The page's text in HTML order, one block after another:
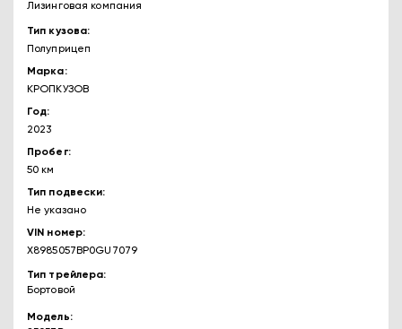
Лизинговая компания
Тип кузова
Полуприцеп
Марка
КРОПКУЗОВ
Год
2023
Пробег
50 км
Тип подвески
Не указано
VIN номер
X8985057BP0GU7079
Тип трейлера
Бортовой
Модель